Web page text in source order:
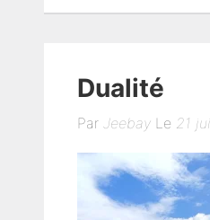
Dualité
Par JeebayLe 21